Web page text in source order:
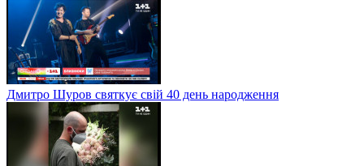
Дмитро Шуров святкує свій 40 день народження